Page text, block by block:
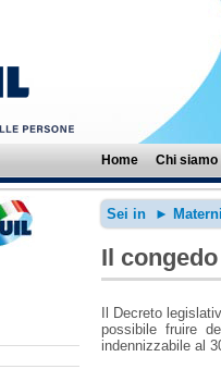
Home Chi siamo
Sei in ►
Il
Il Decreto
possibile fruire
indennizzabile al